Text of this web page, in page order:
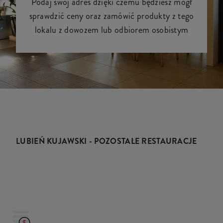
sprawdzić ceny oraz zamówić produkty z tego
lokalu z dowozem lub odbiorem osobistym
LUBIEŃ KUJAWSKI - POZOSTAŁE RESTAURACJE